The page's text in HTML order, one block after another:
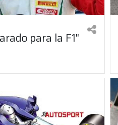
para la F1"